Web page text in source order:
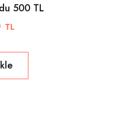
500 TL
TL